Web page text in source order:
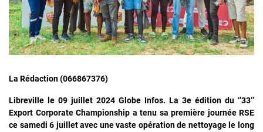
La Rédaction (066867376)
Libreville le 09 juillet 2024 Globe Infos. La 3e édition du ‘’33’’
Export Corporate Championship a tenu sa première journée RSE
ce samedi 6 juillet avec une vaste opération de nettoyage le long